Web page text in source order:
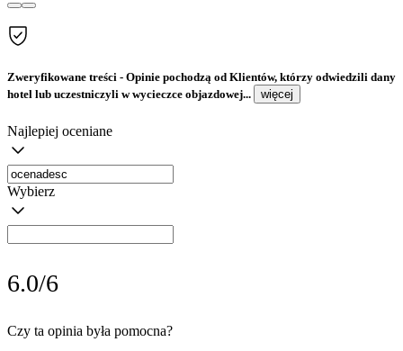
Zweryfikowane treści - Opinie pochodzą od Klientów, którzy odwiedzili dany
hotel lub uczestniczyli w wycieczce objazdowej...
więcej
Najlepiej oceniane
Wybierz
6.0/6
Czy ta opinia była pomocna?